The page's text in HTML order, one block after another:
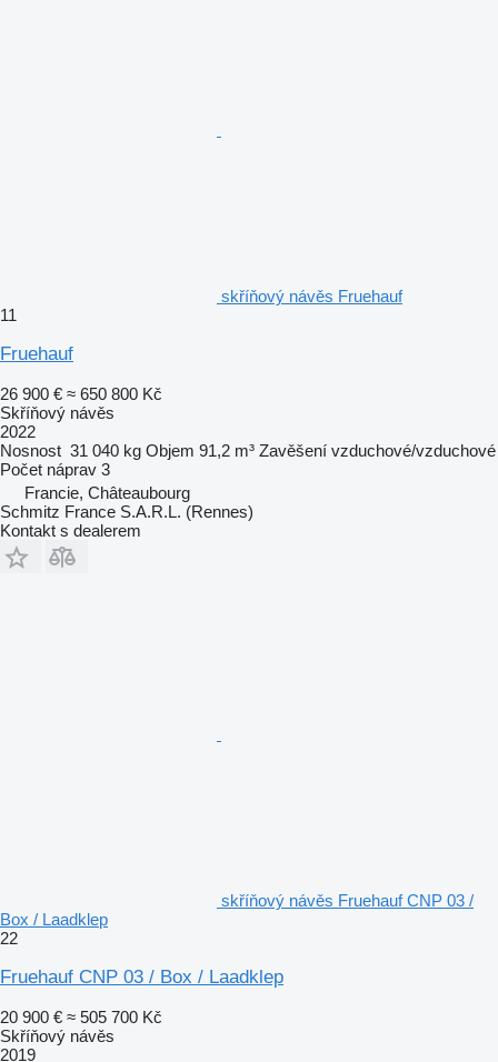
skříňový návěs Fruehauf
11
Fruehauf
26 900 € ≈ 650 800 Kč
Skříňový návěs
2022
Nosnost 31 040 kg Objem 91,2 m³ Zavěšení vzduchové/vzduchové
Počet náprav 3
Francie, Châteaubourg
Schmitz France S.A.R.L. (Rennes)
Kontakt s dealerem
skříňový návěs Fruehauf CNP 03 /
Box / Laadklep
22
Fruehauf CNP 03 / Box / Laadklep
20 900 € ≈ 505 700 Kč
Skříňový návěs
2019